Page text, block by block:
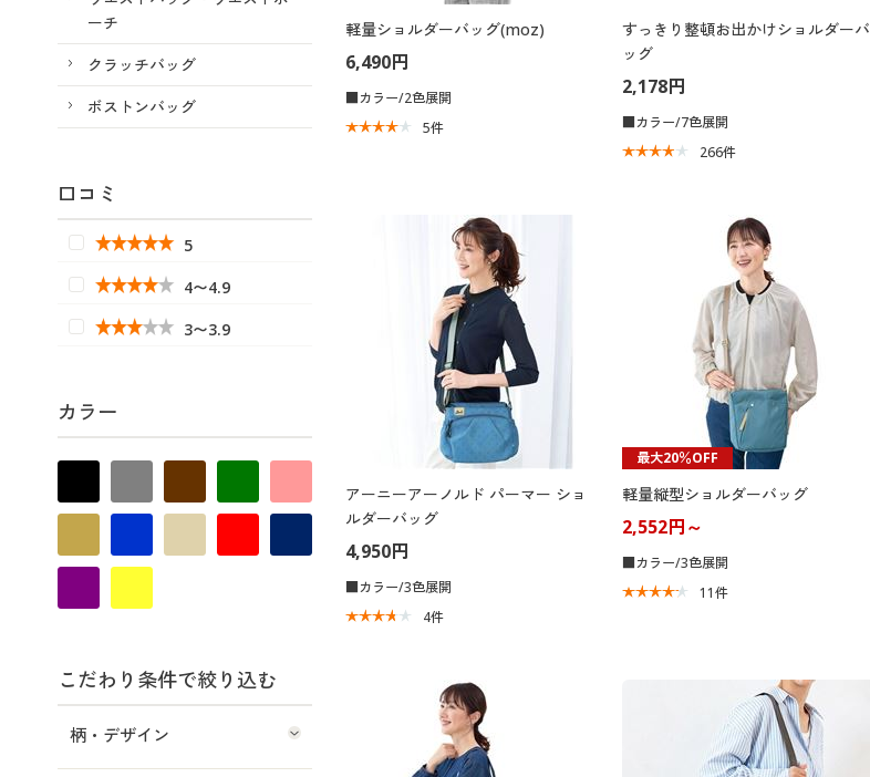
軽量ショルダーバッグ(moz)
6,490円
■カラー/2色展開
5件
すっきり整頓お出かけショルダーバ
ッグ
2,178円
■カラー/7色展開
266件
アーニーアーノルド パーマー ショ
ルダーバッグ
4,950円
■カラー/3色展開
4件
最大20％OFF
軽量縦型ショルダーバッグ
2,552円～
■カラー/3色展開
11件
ーチ
クラッチバッグ
ボストンバッグ
口コミ
5
4〜4.9
3〜3.9
カラー
こだわり条件で絞り込む
柄・デザイン